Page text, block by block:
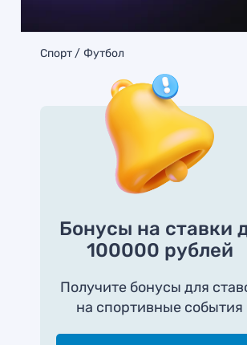
Спорт Футбол
Бонусы на ставки
100000 рублей
Получите бонусы для
на спортивные события